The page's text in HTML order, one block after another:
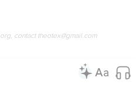
contact theotex@gmail.com